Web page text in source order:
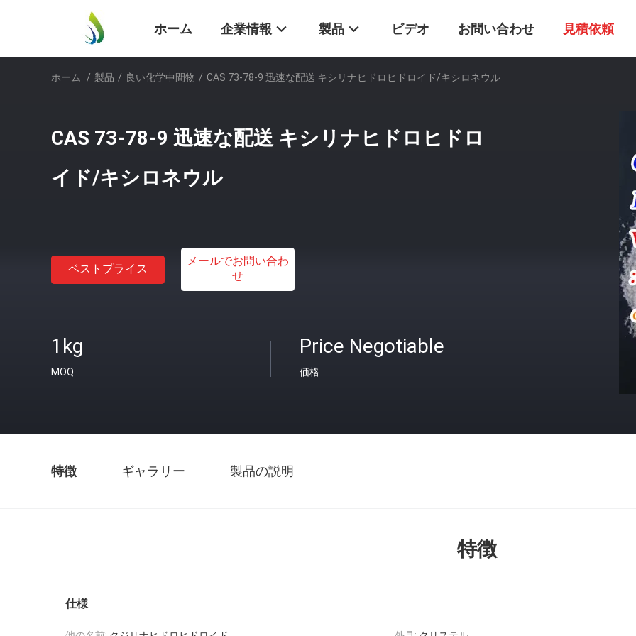
ホーム 企業情報 製品 ビデオ お問い合わせ 見積依頼
ホーム / 製品 / 良い化学中間物 / CAS 73-78-9 迅速な配送 キシリナヒドロヒドロイド/キシロネウル
CAS 73-78-9 迅速な配送 キシリナヒドロヒドロ
イド/キシロネウル
ベストプライス
メールでお問い合わ
せ
1kg
MOQ
Price Negotiable
価格
特徴 ギャラリー 製品の説明
特徴
仕様